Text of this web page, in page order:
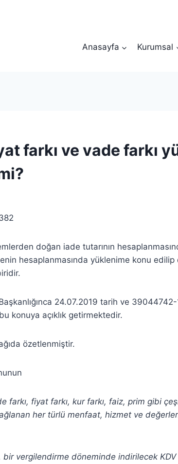
Anasayfa Kurumsal
farkı ve vade farkı
doğan iade tutarının
hesaplanmasında yüklenime konu edilip
24.07.2019 tarih ve
konuya açıklık getirmektedir.
özetlenmiştir.
farkı, fiyat farkı, kur farkı, faiz, prim gibi
her türlü menfaat, hizmet ve
vergilendirme döneminde indirilecek KDV